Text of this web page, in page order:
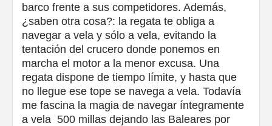
barco frente a sus competidores. Además,
¿saben otra cosa?: la regata te obliga a
navegar a vela y sólo a vela, evitando la
tentación del crucero donde ponemos en
marcha el motor a la menor excusa. Una
regata dispone de tiempo límite, y hasta que
no llegue ese tope se navega a vela. Todavía
me fascina la magia de navegar íntegramente
a vela 500 millas dejando las Baleares por